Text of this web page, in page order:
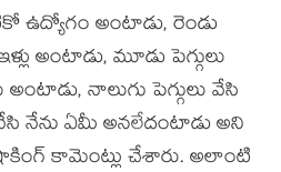
ఉద్యోగం అంటాడు, రెండు
అంటాడు, మూడు పెగ్గులు
నాలుగు పెగ్గులు వేసి
వేసి నేను ఏమీ అనలేదంటాడు అని
కామెంట్లు చేశారు. అలాంటి